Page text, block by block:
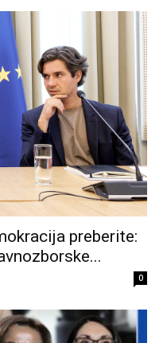
preberite:
0